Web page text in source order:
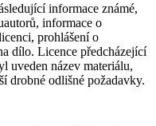
informace známé,
informace o
prohlášení o
dílo. Licence předcházející
uveden název materiálu,
drobné odlišné požadavky.